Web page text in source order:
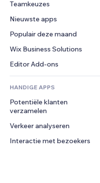
Conversie
Opslagoplossingen
Dropshipping
Prijzen en abonnementen
Crowdfunding
Eten en drinken
Video
PDF
Bestanden delen
Nieuws
Pagina templates
Afbeeldingseffecten
Knoppen en menu's
Banners en badges
Rekenmachines
Zoeken
Weer
Grafieken en tabellen
Enquêtes
Chat
Opmerkingen
Telefoonnummer
Community
Beoordelingen en testimonials
CRM
Teamkeuzes
Nieuwste apps
Populair deze maand
Wix Business Solutions
Editor Add-ons
HANDIGE APPS
Potentiële klanten
verzamelen
Verkeer analyseren
Interactie met bezoekers